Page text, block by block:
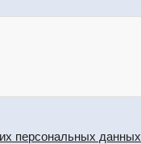
персональных данных